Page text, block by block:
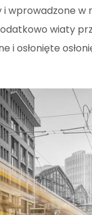
i wprowadzone
wiaty
osłonięte